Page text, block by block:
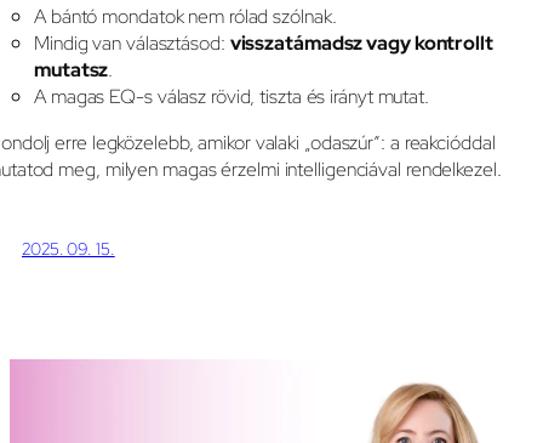
A bántó mondatok nem rólad szólnak.
Mindig van választásod: visszatámadsz vagy kontrollt
mutatsz.
A magas EQ-s válasz rövid, tiszta és irányt mutat.
erre legközelebb, amikor valaki „odaszúr”: a reakcióddal
meg, milyen magas érzelmi intelligenciával rendelkezel.
2025. 09. 15.